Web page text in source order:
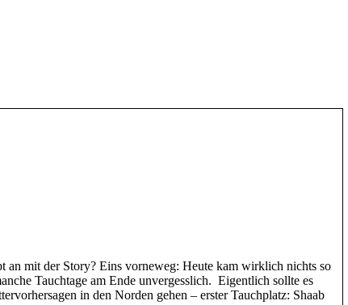
mit der Story? Eins vorneweg: Heute kam wirklich nichts so
Tauchtage am Ende unvergesslich. Eigentlich sollte es
in den Norden gehen – erster Tauchplatz: Shaab